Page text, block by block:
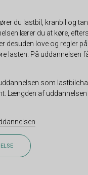
du lastbil, kranbil og
lærer du at køre,
desuden love og regler
lasten. På uddannelsen
som
Længden af